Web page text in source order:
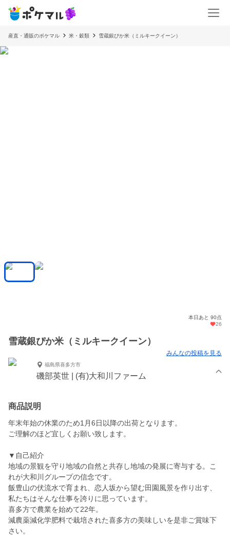
産直・通販のポケマル 米・穀類 雪蔵銀ぴか米（ミルキークイーン）
本日あと 90点
26
雪蔵銀ぴか米（ミルキークイーン）
みんなの投稿を見る
福島県喜多方市
磯部英世 | (有)大和川ファーム
商品説明
年末年始の休業のため1月6日以降の出荷となります。
ご理解のほど宜しくお願い致します。
▼自己紹介
地域の景観を守り地域の自然と共存し地域の発展に寄与する。こ
れが大和川グループの信念です。
飯豊山の伏流水で育まれ、恋人坂から望む田園風景を作り出す、
私たちはそんな仕事を誇りに思っています。
喜多方で農業を始めて22年。
減農薬減化学肥料で栽培された喜多方の美味しいを是非ご賞味下
さい。